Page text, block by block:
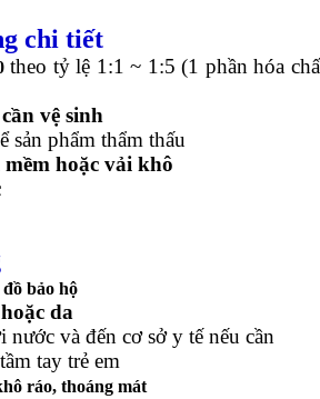
chi tiết
theo tỷ lệ 1:1 ~ 1:5 (1 phần hóa
vệ sinh
sản phẩm thẩm thấu
hoặc vải khô
bảo hộ
da
và đến cơ sở y tế nếu cần
tay trẻ em
ráo, thoáng mát